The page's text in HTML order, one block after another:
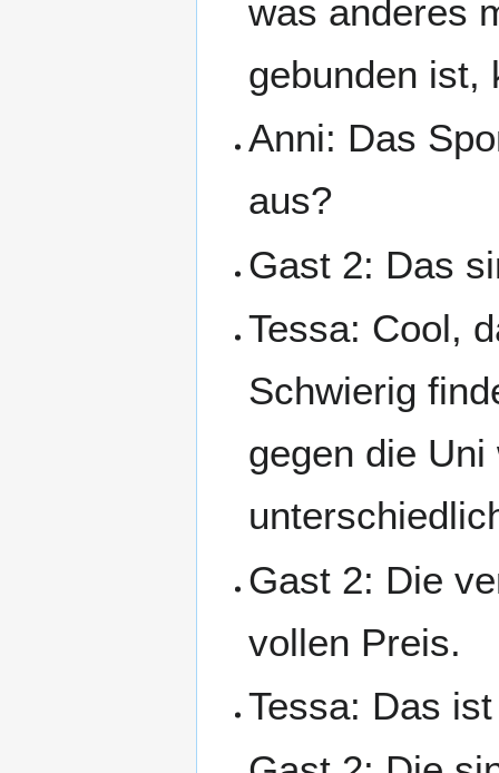
was anderes
gebunden ist,
Anni: Das
aus?
Gast 2: Das
Tessa: Cool,
Schwierig
gegen die
Gast 2: Die
vollen Preis.
Tessa: Das